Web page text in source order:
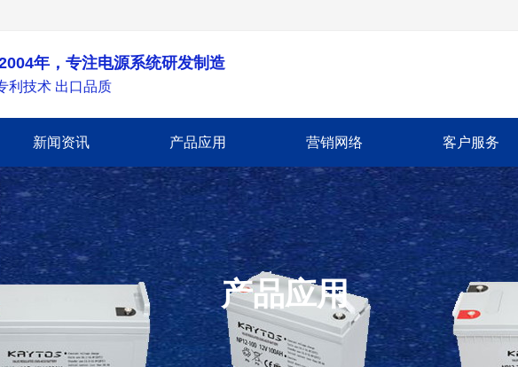
年，专注电源系统研发制造
利技术 出口品质
新闻资讯 产品应用 营销网络 客户服务
产品应用